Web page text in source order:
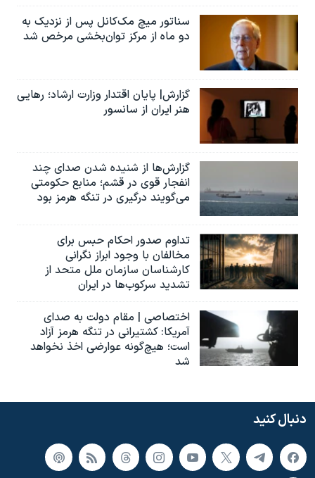
سناتور میچ مک‌کانل پس از نزدیک به
دو ماه از مرکز توان‌بخشی مرخص شد
گزارش| پایان اقتدار وزارت ارشاد؛ رهایی
هنر ایران از سانسور
گزارش‌ها از شنیده شدن صدای چند
انفجار قوی در قشم؛ منابع حکومتی
می‌گویند درگیری در تنگه هرمز بود
تداوم صدور احکام حبس برای
مخالفان با وجود ابراز نگرانی
کارشناسان سازمان ملل متحد از
تشدید سرکوب‌ها در ایران
اختصاصی | مقام دولت به صدای
آمریکا: کشتیرانی در تنگه هرمز آزاد
است؛ هیچ‌گونه عوارضی اخذ نخواهد
شد
دنبال کنید